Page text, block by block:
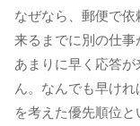
なぜなら、郵便で
来るまでに別の仕事
あまりに早く応答
ん。なんでも早け
を考えた優先順位と